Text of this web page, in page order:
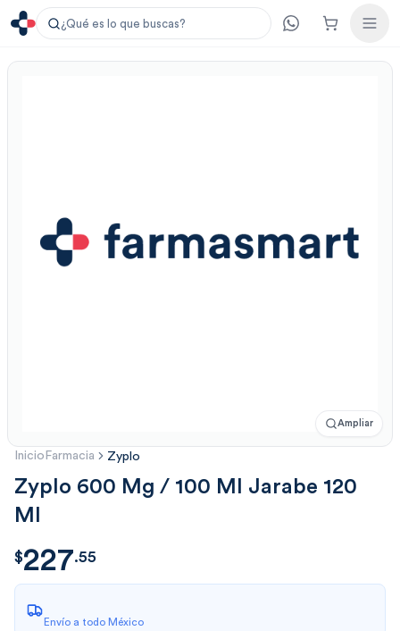
¿Qué es lo que buscas?
Ampliar
Inicio Farmacia Zyplo
Zyplo 600 Mg / 100 Ml Jarabe 120
Ml
$227.55
$227.55
Envío a todo México